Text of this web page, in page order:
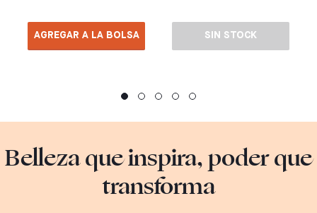
AGREGAR A LA BOLSA SIN STOCK
Belleza que inspira, poder que
transforma